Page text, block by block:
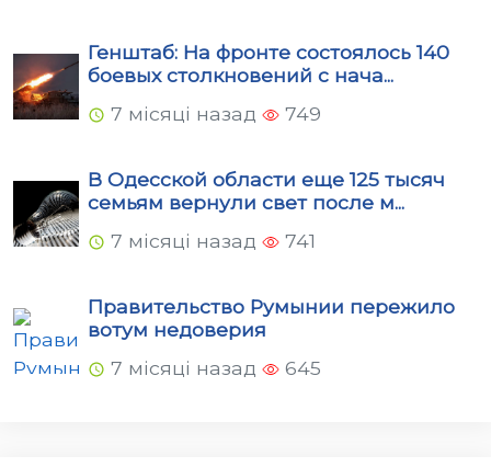
Генштаб: На фронте состоялось 140
боевых столкновений с нача...
7 місяці назад
749
В Одесской области еще 125 тысяч
семьям вернули свет после м...
7 місяці назад
741
Правительство Румынии пережило
вотум недоверия
7 місяці назад
645